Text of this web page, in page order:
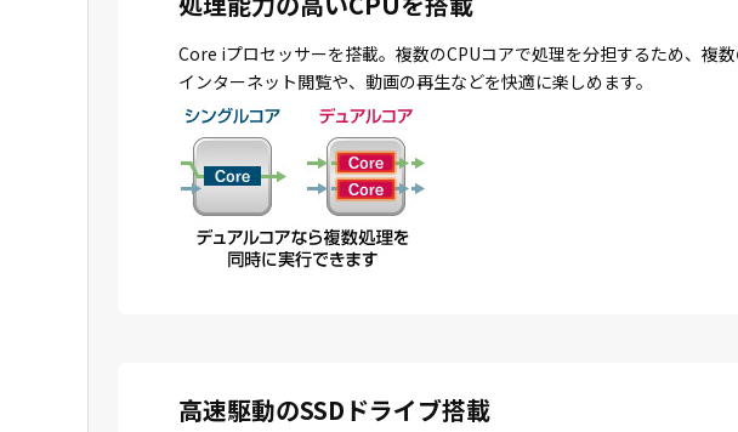
Core iプロセッサーを搭載。複数のCPUコアで処理を分担するため、複
インターネット閲覧や、動画の再生などを快適に楽しめます。
高速駆動のSSDドライブ搭載